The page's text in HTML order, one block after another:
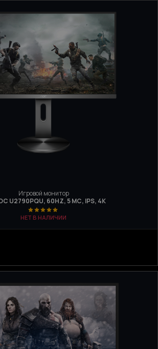
Игровой монитор
U2790PQU, 60HZ, 5 МС, IPS, 4K
НЕТ В НАЛИЧИИ